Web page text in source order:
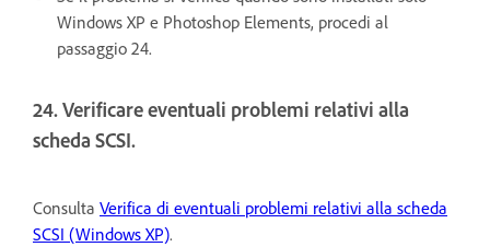
Windows XP e Photoshop Elements, procedi al
passaggio 24.
24. Verificare eventuali problemi relativi alla
scheda SCSI.
Consulta Verifica di eventuali problemi relativi alla scheda
SCSI (Windows XP).